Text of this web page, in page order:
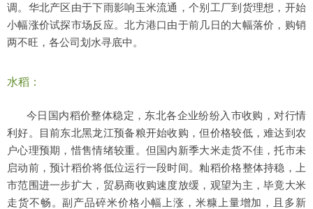
调。华北产区由于下雨影响玉米流通，个别工厂到货理想，开始
小幅涨价试探市场反应。北方港口由于前几日的大幅落价，购销
两不旺，各公司划水寻底中。
水稻：
今日国内稻价整体稳定，东北各企业纷纷入市收购，对行情
利好。目前东北黑龙江预备粮开始收购，但价格较低，难达到农
户心理预期，惜售情绪较重。但国内新季大米走货不佳，托市未
启动前，预计稻价将低位运行一段时间。籼稻价格整体持稳，上
市范围进一步扩大，贸易商收购速度放缓，观望为主，毕竟大米
走货不畅。副产品碎米价格小幅上涨，米糠上量增加，且多新